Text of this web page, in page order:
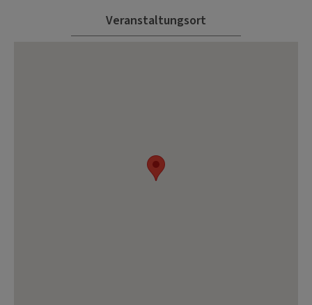
Veranstaltungsort